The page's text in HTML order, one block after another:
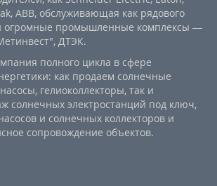
ABB, обслуживающая как рядового
огромные промышленные комплексы —
ДТЭК.
полного цикла в сфере
как продаем солнечные
гелиоколлекторы, так и
солнечных электростанций под ключ,
и солнечных коллекторов и
сопровождение объектов.